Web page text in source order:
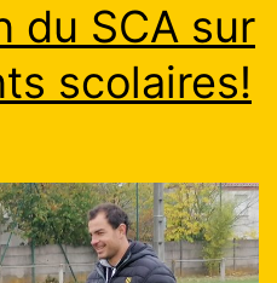
du SCA sur
scolaires!